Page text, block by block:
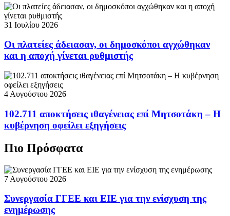
31 Ιουλίου 2026
Οι πλατείες άδειασαν, οι δημοσκόποι αγχώθηκαν
και η αποχή γίνεται ρυθμιστής
4 Αυγούστου 2026
102.711 αποκτήσεις ιθαγένειας επί Μητσοτάκη – Η
κυβέρνηση οφείλει εξηγήσεις
Πιο Πρόσφατα
7 Αυγούστου 2026
Συνεργασία ΓΓΕΕ και ΕΙΕ για την ενίσχυση της
ενημέρωσης